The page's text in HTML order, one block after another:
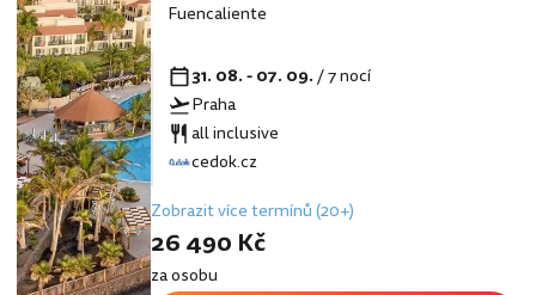
Fuencaliente
31. 08. - 07. 09./ 7 nocí
Praha
all inclusive
cedok.cz
Zobrazit více termínů (20+)
26 490 Kč
za osobu